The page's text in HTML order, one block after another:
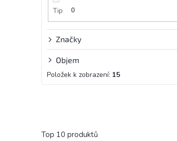
Tip 0
Značky
Objem
Položek k zobrazení: 15
Top 10 produktů